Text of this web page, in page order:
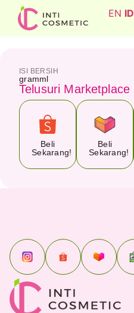
EN ID
ISI BERSIH
gramml
Telusuri Marketplace
Beli
Sekarang!
Beli
Sekarang!